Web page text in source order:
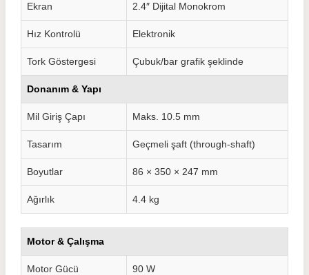
Ekran 2.4″ Dijital Monokrom
Hız Kontrolü Elektronik
Tork Göstergesi Çubuk/bar grafik şeklinde
Donanım & Yapı
Mil Giriş Çapı Maks. 10.5 mm
Tasarım Geçmeli şaft (through-shaft)
Boyutlar 86 × 350 × 247 mm
Ağırlık 4.4 kg
Motor & Çalışma
Motor Gücü 90 W